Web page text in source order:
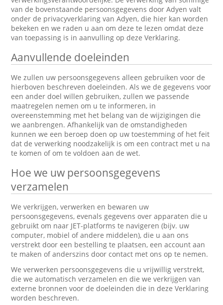
van de bovenstaande persoonsgegevens door Adyen valt
onder de privacyverklaring van Adyen, die hier kan worden
bekeken en we raden u aan om deze te lezen omdat deze
van toepassing is in aanvulling op deze Verklaring.
Aanvullende doeleinden
We zullen uw persoonsgegevens alleen gebruiken voor de
hierboven beschreven doeleinden. Als we de gegevens voor
een ander doel willen gebruiken, zullen we passende
maatregelen nemen om u te informeren, in
overeenstemming met het belang van de wijzigingen die
we aanbrengen. Afhankelijk van de omstandigheden
kunnen we een beroep doen op uw toestemming of het feit
dat de verwerking noodzakelijk is om een contract met u na
te komen of om te voldoen aan de wet.
Hoe we uw persoonsgegevens
verzamelen
We verkrijgen, verwerken en bewaren uw
persoonsgegevens, evenals gegevens over apparaten die u
gebruikt om naar JET-platforms te navigeren (bijv. uw
computer, mobiel of andere middelen), die u aan ons
verstrekt door een bestelling te plaatsen, een account aan
te maken of anderszins door contact met ons op te nemen.
We verwerken persoonsgegevens die u vrijwillig verstrekt,
die we automatisch verzamelen en die we verkrijgen van
externe bronnen voor de doeleinden die in deze Verklaring
worden beschreven.